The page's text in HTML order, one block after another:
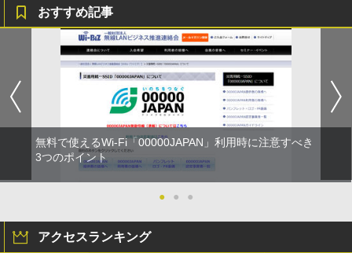
おすすめ記事
無料で使えるWi-Fi「00000JAPAN」利用時に注意すべき
3つのポイント
● ● ●
アクセスランキング